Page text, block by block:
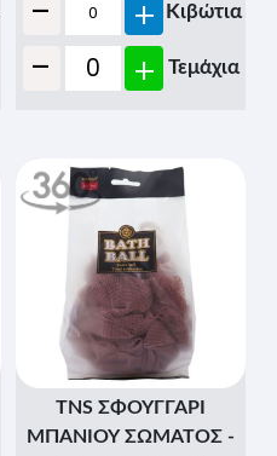
- + Κιβώτια
- + Τεμάχια
TNS ΣΦΟΥΓΓΑΡΙ
ΜΠΑΝΙΟΥ ΣΩΜΑΤΟΣ -